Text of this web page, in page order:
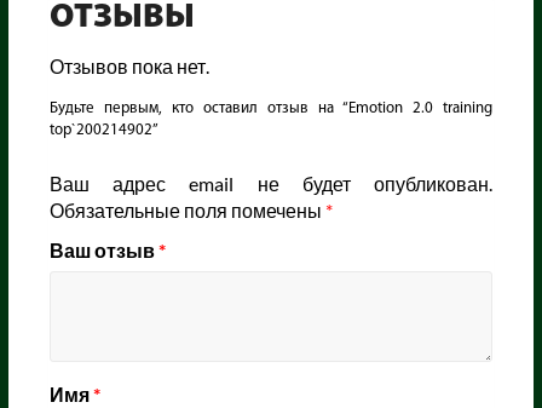
ОТЗЫВЫ
Отзывов пока нет.
Будьте первым, кто оставил отзыв на “Emotion 2.0 training
top`200214902”
Ваш адрес email не будет опубликован.
Обязательные поля помечены *
Ваш отзыв*
Имя*